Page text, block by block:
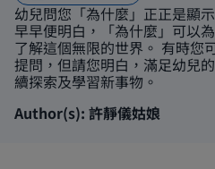
幼兒問您「為什麼」正正是顯
早早便明白，「為什麼」可以
了解這個無限的世界。 有時您
提問，但請您明白，滿足幼兒
續探索及學習新事物。
Author(s): 許靜儀姑娘